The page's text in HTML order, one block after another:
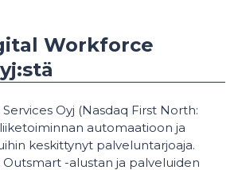
Workforce
Oyj (Nasdaq First North:
automaatioon ja
keskittynyt palveluntarjoaja.
-alustan ja palveluiden